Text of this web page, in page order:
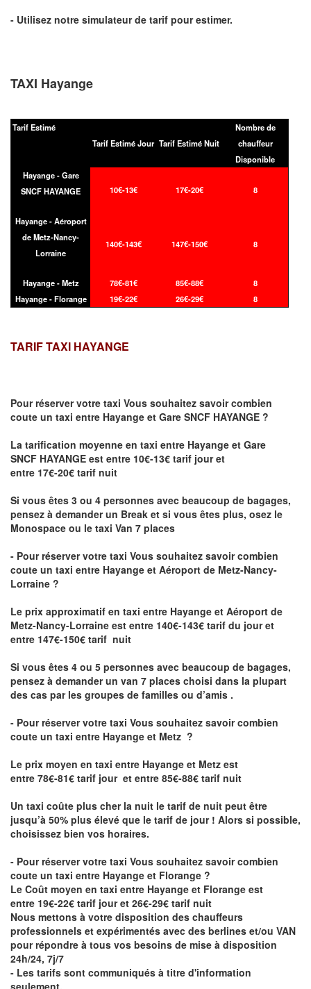
- Utilisez notre simulateur de tarif pour estimer.
TAXI Hayange
Tarif Estimé
Tarif Estimé Jour Tarif Estimé Nuit
Nombre de
chauffeur
Disponible
Hayange - Gare
SNCF HAYANGE
10€-13€ 17€-20€ 8
Hayange - Aéroport
de Metz-Nancy-
Lorraine
140€-143€ 147€-150€ 8
Hayange - Metz 78€-81€ 85€-88€
8
Hayange - Florange
19€-22€ 26€-29€ 8
TARIF TAXI HAYANGE
Pour réserver votre taxi Vous souhaitez savoircombien
coute un taxi entre Hayange et Gare SNCF HAYANGE ?
La tarification moyenne en taxi entre Hayange et Gare
SNCF HAYANGE est entre 10€-13€ tarif jour et
entre 17€-20€ tarif nuit
Si vous êtes 3 ou 4 personnes avec beaucoup de bagages,
pensez à demander un Break et si vous êtes plus, osez le
Monospace ou le taxi Van 7 places
- Pour réserver votre taxi Vous souhaitez savoircombien
coute un taxi entre Hayange et Aéroport de Metz-Nancy-
Lorraine ?
Le prix approximatif en taxi entre Hayange et Aéroport de
Metz-Nancy-Lorraine est entre 140€-143€ tarif du jour et
entre 147€-150€ tarif nuit
Si vous êtes 4 ou 5 personnes avec beaucoup de bagages,
pensez à demander un van 7 places choisi dans la plupart
des cas par les groupes de familles ou d’amis .
- Pour réserver votre taxi Vous souhaitez savoircombien
coute un taxi entre Hayange et Metz ?
Le prix moyen en taxi entre Hayange et Metz est
entre 78€-81€ tarif jour et entre 85€-88€ tarif nuit
Un taxi coûte plus cher la nuit le tarif de nuit peut être
jusqu’à 50% plus élevé que le tarif de jour ! Alors si possible,
choisissez bien vos horaires.
- Pour réserver votre taxi Vous souhaitez savoircombien
coute un taxi entre Hayange et Florange ?
Le Coût moyen en taxi entre Hayange et Florange est
entre 19€-22€ tarif jour et 26€-29€ tarif nuit
Nous mettons à votre disposition des chauffeurs
professionnels et expérimentés avec des berlines et/ou VAN
pour répondre à tous vos besoins de mise à disposition
24h/24, 7j/7
- Les tarifs sont communiqués à titre d'information